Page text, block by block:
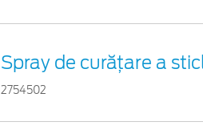
Spray de curățare a
2754502